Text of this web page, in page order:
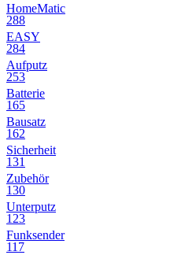
HomeMatic
288
EASY
284
Aufputz
253
Batterie
165
Bausatz
162
Sicherheit
131
Zubehör
130
Unterputz
123
Funksender
117